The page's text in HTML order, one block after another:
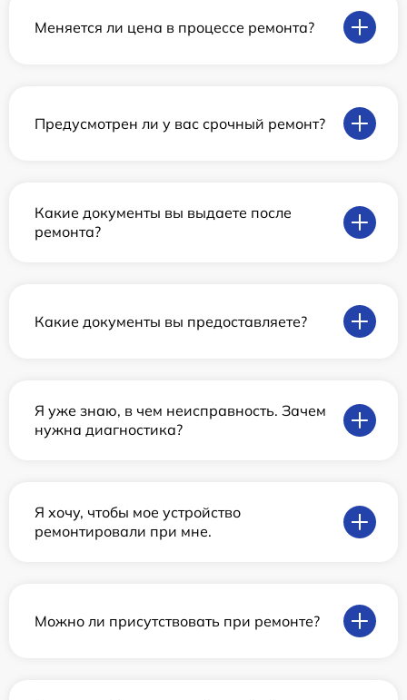
Меняется ли цена в процессе ремонта?
Предусмотрен ли у вас срочный ремонт?
Какие документы вы выдаете после
ремонта?
Какие документы вы предоставляете?
Я уже знаю, в чем неисправность. Зачем
нужна диагностика?
Я хочу, чтобы мое устройство
ремонтировали при мне.
Можно ли присутствовать при ремонте?